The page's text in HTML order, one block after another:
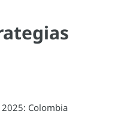
Colombia